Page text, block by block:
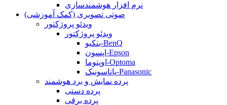
نرم افزار هوشمندسازی
صوتی تصویری (کمک آموزشی)
ویدئو پروژکتور
ویدئو پروژکتور
بنکیو-BenQ
اپسون-Epson
اوپتوما-Optoma
پاناسونیک-Panasonic
پرده نمایش و برد هوشمند
پرده دستی
پرده برقی